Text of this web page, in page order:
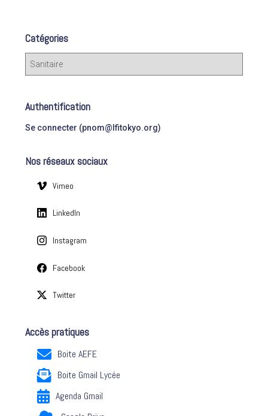
r
c
Catégories
C
a
g
o
e
Authentification
Se connecter (pnom@lfitokyo.org)
Nos réseaux sociaux
Vimeo
LinkedIn
Instagram
Facebook
Twitter
Accès pratiques
Boite AEFE
Boite Gmail Lycée
Agenda Gmail